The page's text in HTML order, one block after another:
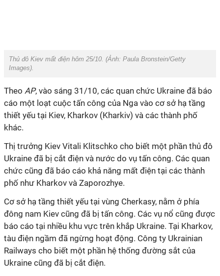
Thủ đô Kiev mất điện hôm 25/10. (Ảnh: Paula Bronstein/Getty
Images).
Theo AP, vào sáng 31/10, các quan chức Ukraine đã báo
cáo một loạt cuộc tấn công của Nga vào cơ sở hạ tầng
thiết yếu tại Kiev, Kharkov (Kharkiv) và các thành phố
khác.
Thị trưởng Kiev Vitali Klitschko cho biết một phần thủ đô
Ukraine đã bị cắt điện và nước do vụ tấn công. Các quan
chức cũng đã báo cáo khả năng mất điện tại các thành
phố như Kharkov và Zaporozhye.
Cơ sở hạ tầng thiết yếu tại vùng Cherkasy, nằm ở phía
đông nam Kiev cũng đã bị tấn công. Các vụ nổ cũng được
báo cáo tại nhiều khu vực trên khắp Ukraine. Tại Kharkov,
tàu điện ngầm đã ngừng hoạt động. Công ty Ukrainian
Railways cho biết một phần hệ thống đường sắt của
Ukraine cũng đã bị cắt điện.